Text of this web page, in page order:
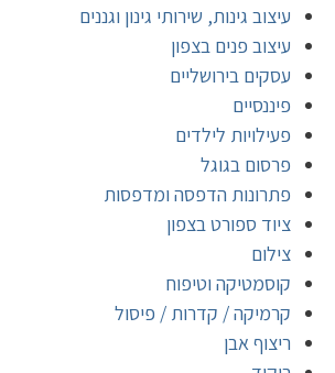
עיצוב גינות, שירותי גינון וגננים
עיצוב פנים בצפון
עסקים בירושליים
פיננסיים
פעילויות לילדים
פרסום בגוגל
פתרונות הדפסה ומדפסות
ציוד ספורט בצפון
צילום
קוסמטיקה וטיפוח
קרמיקה / קדרות / פיסול
ריצוף אבן